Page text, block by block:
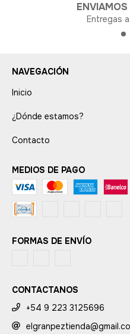
Entregas
NAVEGACIÓN
Inicio
¿Dónde estamos?
Contacto
MEDIOS DE PAGO
FORMAS DE ENVÍO
CONTACTANOS
+54 9 223 3125696